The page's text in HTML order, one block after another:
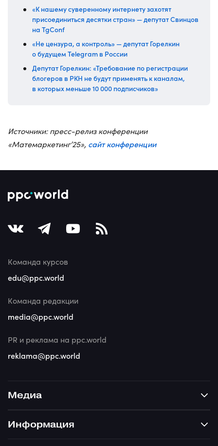
«К нашему суверенному интернету захотят
присоединиться десятки стран» — депутат Свинцов
на TgConf
«Не цензура, а контроль» — депутат Горелкин
о будущем Telegram в России
Депутат Горелкин: «Требование по регистрации
блогеров в РКН не будут применять к каналам,
в которых меньше 10 000 подписчиков»
Источники: пресс-релиз конференции
«Матемаркетинг’25», сайт конференции
Медиа
Информация
Команда курсов
edu@ppc.world
Команда редакции
media@ppc.world
PR и реклама на ppc.world
reklama@ppc.world